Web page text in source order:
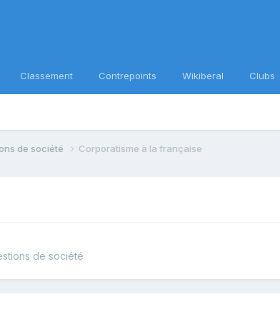
Classement Contrepoints Wikiberal Clubs
de société Corporatisme à la française
de société